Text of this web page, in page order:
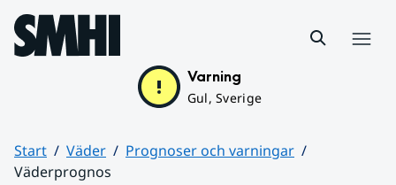
Hoppa till sidans innehåll
Varning
Gul, Sverige
Start Väder
Prognoser och varningar
Väderprognos